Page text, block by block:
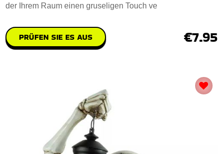
der Ihrem Raum einen gruseligen Touch ve
PRÜFEN SIE ES AUS €7.95